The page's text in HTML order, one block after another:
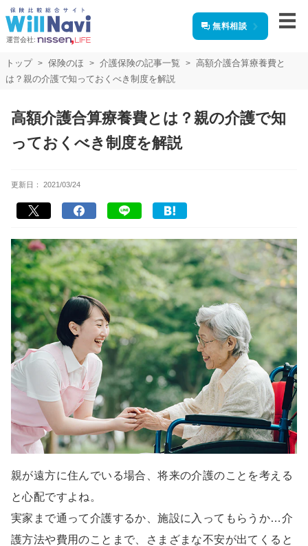
運営会社:
無料相談
トップ 保険のほ 介護保険の記事一覧
高額介護合算療養費と
は？親の介護で知っておくべき制度を解説
高額介護合算療養費とは？親の介護で知
っておくべき制度を解説
更新日： 2021/03/24
親が遠方に住んでいる場合、将来の介護のことを考える
と心配ですよね。
実家まで通って介護するか、施設に入ってもらうか…介
護方法や費用のことまで、さまざまな不安が出てくると